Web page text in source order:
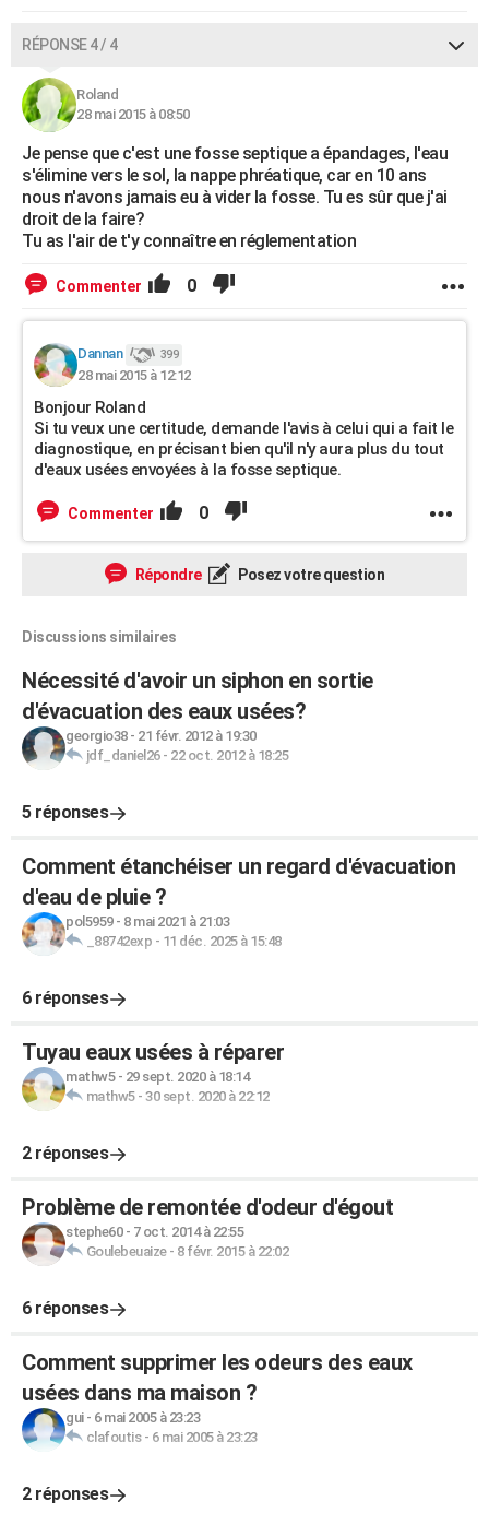
RÉPONSE 4 / 4
Roland
28 mai 2015 à 08:50
Je pense que c'est une fosse septique a épandages, l'eau
s'élimine vers le sol, la nappe phréatique, car en 10 ans
nous n'avons jamais eu à vider la fosse. Tu es sûr que j'ai
droit de la faire?
Tu as l'air de t'y connaître en réglementation
Commenter 0
Dannan 399
28 mai 2015 à 12:12
Bonjour Roland
Si tu veux une certitude, demande l'avis à celui qui a fait le
diagnostique, en précisant bien qu'il n'y aura plus du tout
d'eaux usées envoyées à la fosse septique.
Commenter 0
Répondre Posez votre question
Discussions similaires
Nécessité d'avoir un siphon en sortie
d'évacuation des eaux usées?
georgio38- 21 févr. 2012 à 19:30
jdf_daniel26- 22 oct. 2012 à 18:25
5 réponses
Comment étanchéiser un regard d'évacuation
d'eau de pluie ?
pol5959- 8 mai 2021 à 21:03
_88742exp - 11 déc. 2025 à 15:48
6 réponses
Tuyau eaux usées à réparer
mathw5- 29 sept. 2020 à 18:14
mathw5- 30 sept. 2020 à 22:12
2 réponses
Problème de remontée d'odeur d'égout
stephe60- 7 oct. 2014 à 22:55
Goulebeuaize- 8 févr. 2015 à 22:02
6 réponses
Comment supprimer les odeurs des eaux
usées dans ma maison ?
gui- 6 mai 2005 à 23:23
clafoutis- 6 mai 2005 à 23:23
2 réponses